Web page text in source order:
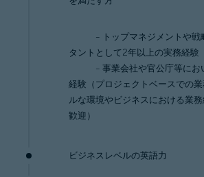
- トップマネジメントや戦
タントとして2年以上の実務経験
- 事業会社や官公庁等にお
経験（プロジェクトベースでの
ルな環境やビジネスにおける業
歓迎）
ビジネスレベルの英語力